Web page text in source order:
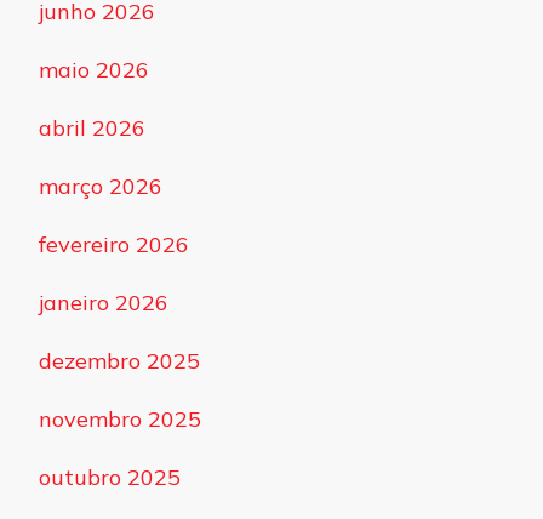
junho 2026
maio 2026
abril 2026
março 2026
fevereiro 2026
janeiro 2026
dezembro 2025
novembro 2025
outubro 2025